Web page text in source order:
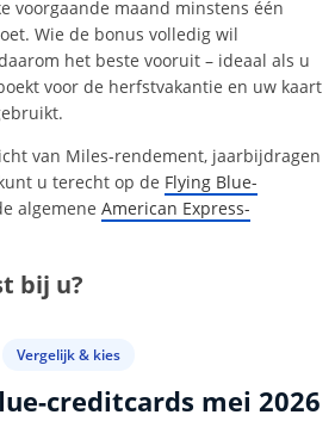
voorgaande maand minstens één
Wie de bonus volledig wil
het beste vooruit – ideaal als u
voor de herfstvakantie en uw kaart
van Miles-rendement, jaarbijdragen
u terecht op de Flying Blue-
algemene American Express-
bij u?
Vergelijk & kies
creditcards mei 2026